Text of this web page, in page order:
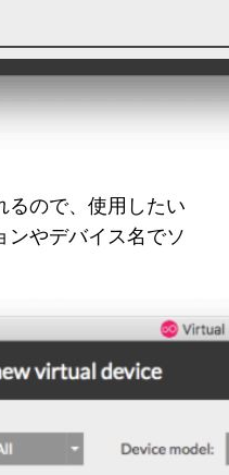
るので、使用したい
ンやデバイス名でソ